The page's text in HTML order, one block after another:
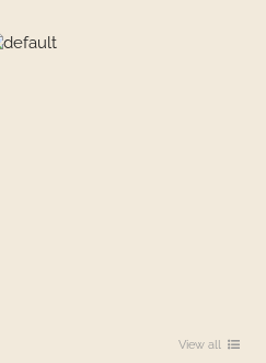
View all